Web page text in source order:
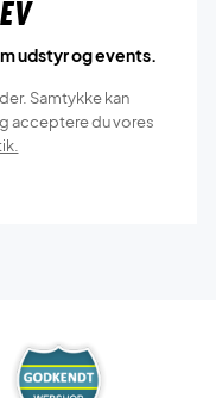
udstyr og events.
Samtykke kan
acceptere du vores